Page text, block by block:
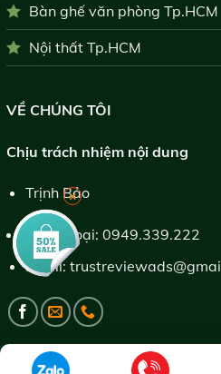
Bàn ghế văn phòng Tp.HCM
Nội thất Tp.HCM
VỀ CHÚNG TÔI
Chịu trách nhiệm nội dung
Trịnh Bảo
Điện thoại: 0949.339.222
Email:
×